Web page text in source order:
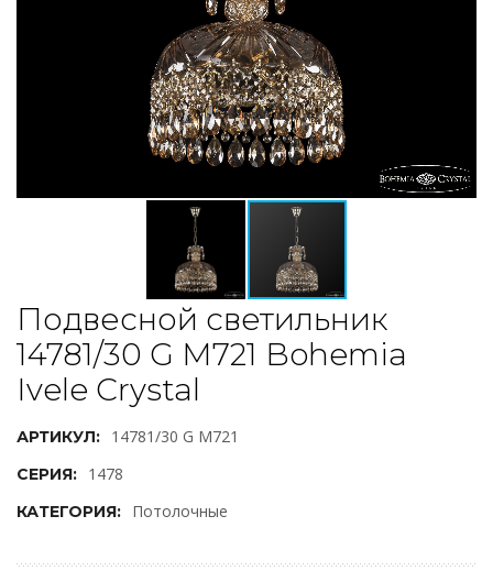
Подвесной светильник
14781/30 G M721 Bohemia
Ivele Crystal
АРТИКУЛ: 14781/30 G M721
СЕРИЯ: 1478
КАТЕГОРИЯ: Потолочные